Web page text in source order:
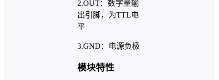
2.OUT：数字量输
出引脚，为TTL电
平
3.GND：电源负极
模块特性